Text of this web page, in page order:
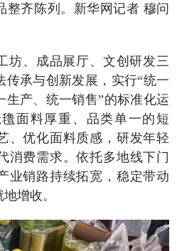
整齐陈列。新华网记者 穆问
、成品展厅、文创研发三
传承与创新发展，实行“统一
生产、统一销售”的标准化运
面料厚重、品类单一的短
、优化面料质感，研发年轻
消费需求。依托多地线下门
业销路持续拓宽，稳定带动
增收。